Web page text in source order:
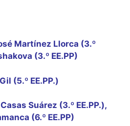
Martínez Llorca (3.º
(3.º EE.PP)
(5.º EE.PP.)
Suárez (3.º EE.PP.),
(6.º EE.PP)